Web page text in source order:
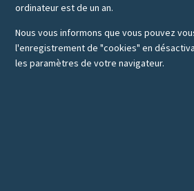
ordinateur est de un an.
Nous vous informons que vous pouvez
l'enregistrement de "cookies" en
les paramètres de votre navigateur.